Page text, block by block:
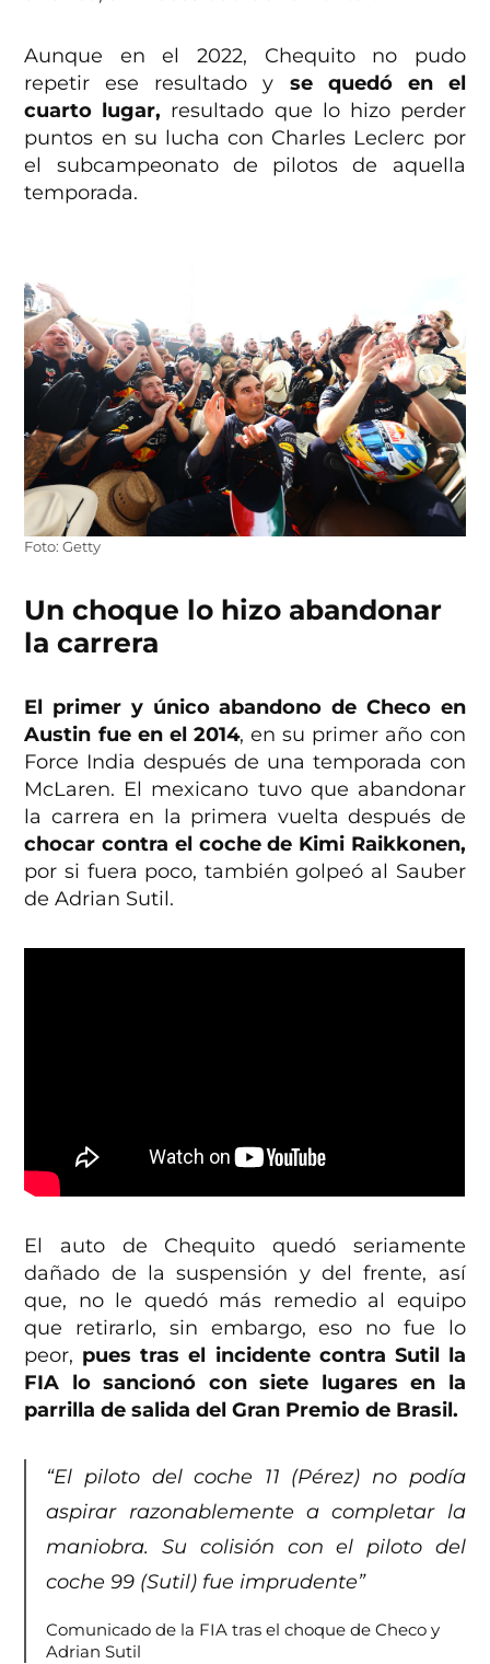
Aunque en el 2022, Chequito no pudo
repetir ese resultado y se quedó en el
cuarto lugar, resultado que lo hizo perder
puntos en su lucha con Charles Leclerc por
el subcampeonato de pilotos de aquella
temporada.
Foto: Getty
Un choque lo hizo abandonar
la carrera
El primer y único abandono de Checo en
Austin fue en el 2014, en su primer año con
Force India después de una temporada con
McLaren. El mexicano tuvo que abandonar
la carrera en la primera vuelta después de
chocar contra el coche de Kimi Raikkonen,
por si fuera poco, también golpeó al Sauber
de Adrian Sutil.
El auto de Chequito quedó seriamente
dañado de la suspensión y del frente, así
que, no le quedó más remedio al equipo
que retirarlo, sin embargo, eso no fue lo
peor, pues tras el incidente contra Sutil la
FIA lo sancionó con siete lugares en la
parrilla de salida del Gran Premio de Brasil.
“El piloto del coche 11 (Pérez) no podía
aspirar razonablemente a completar la
maniobra. Su colisión con el piloto del
coche 99 (Sutil) fue imprudente”
Comunicado de la FIA tras el choque de Checo y
Adrian Sutil